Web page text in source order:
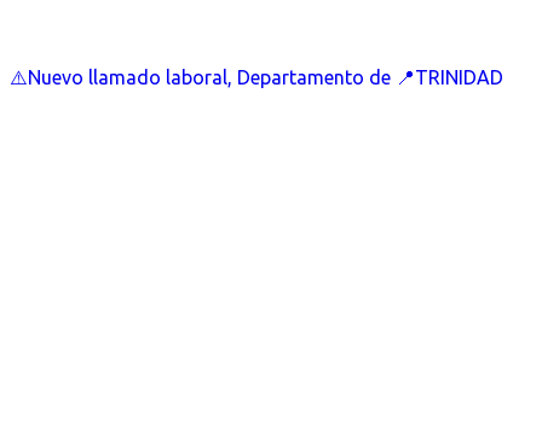
⚠️Nuevo llamado laboral, Departamento de 📍TRINIDAD